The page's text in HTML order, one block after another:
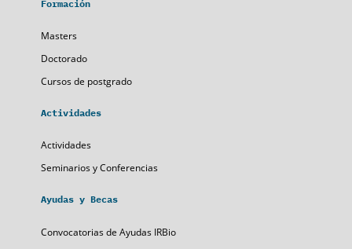
Formación
Masters
Doctorado
Cursos de postgrado
Actividades
Actividades
Seminarios y Conferencias
Ayudas y Becas
Convocatorias de Ayudas IRBio